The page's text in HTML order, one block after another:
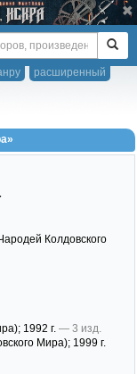
расширенный
Колдовского
; 1992 г. — 3 изд.
Мира); 1999 г.